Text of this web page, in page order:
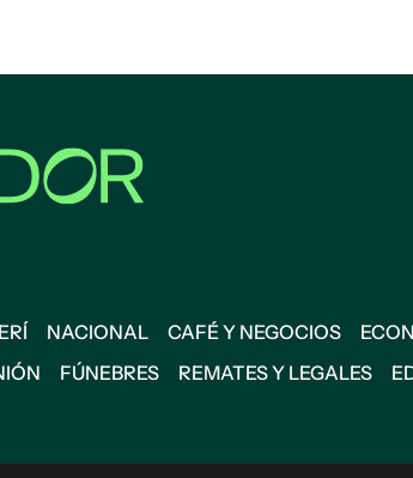
NACIONAL CAFÉ Y NEGOCIOS
FÚNEBRES REMATES Y LEGALES